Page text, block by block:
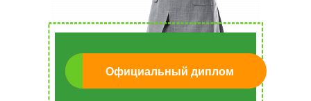
Официальный диплом